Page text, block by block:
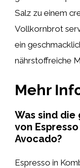
Salz zu einem
Vollkornbrot
ein
nährstoffreiche
Mehr
Was sind
von
Avocado?
Espresso in